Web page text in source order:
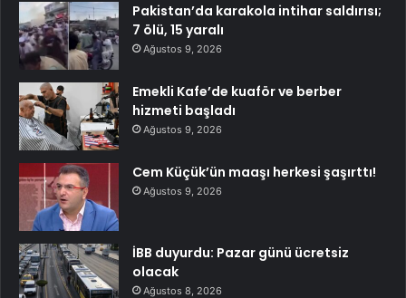
Pakistan’da karakola intihar saldırısı;
7 ölü, 15 yaralı
Ağustos 9, 2026
Emekli Kafe’de kuaför ve berber
hizmeti başladı
Ağustos 9, 2026
Cem Küçük’ün maaşı herkesi şaşırttı!
Ağustos 9, 2026
İBB duyurdu: Pazar günü ücretsiz
olacak
Ağustos 8, 2026